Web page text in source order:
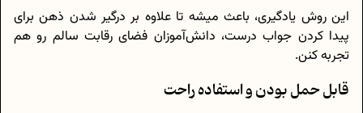
این روش یادگیری، باعث میشه تا علاوه بر درگیر شدن ذهن برای
پیدا کردن جواب درست، دانش‌آموزان فضای رقابت سالم رو هم
تجربه کنن.
قابل حمل بودن و استفاده راحت